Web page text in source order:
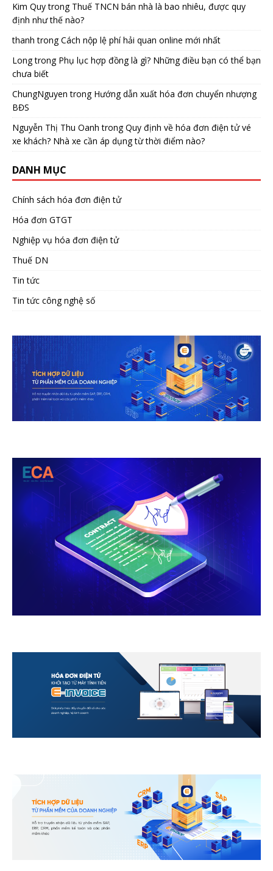
Kim Quytrong Thuế TNCN bán nhà là bao nhiêu, được quy
định như thế nào?
thanh trongCách nộp lệ phí hải quan online mới nhất
Longtrong Phụ lục hợp đồng là gì? Những điều bạn có thể bạn
chưa biết
ChungNguyen trong Hướng dẫn xuất hóa đơn chuyển nhượng
BĐS
Nguyễn Thị Thu Oanh trongQuy định về hóa đơn điện tử vé
xe khách? Nhà xe cần áp dụng từ thời điểm nào?
DANH MỤC
Chính sách hóa đơn điện tử
Hóa đơn GTGT
Nghiệp vụ hóa đơn điện tử
Thuế DN
Tin tức
Tin tức công nghệ số